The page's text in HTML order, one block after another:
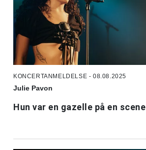
KONCERTANMELDELSE - 08.08.2025
Julie Pavon
Hun var en gazelle på en scene